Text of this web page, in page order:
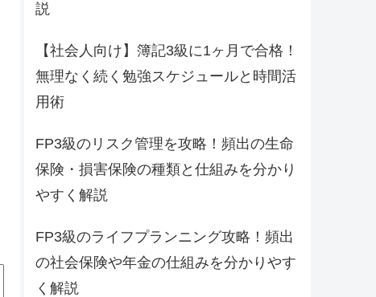
説
【社会人向け】簿記3級に1ヶ月で合格！
無理なく続く勉強スケジュールと時間活
用術
FP3級のリスク管理を攻略！頻出の生命
保険・損害保険の種類と仕組みを分かり
やすく解説
FP3級のライフプランニング攻略！頻出
の社会保険や年金の仕組みを分かりやす
く解説